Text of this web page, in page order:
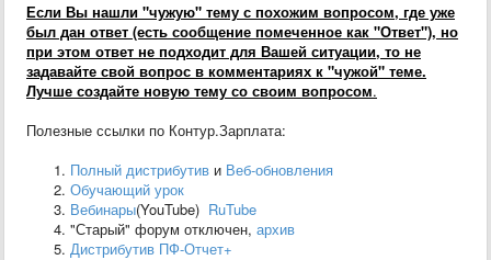
Если Вы нашли "чужую" тему с похожим вопросом, где уже
был дан ответ (есть сообщение помеченное как "Ответ"), но
при этом ответ не подходит для Вашей ситуации, то не
задавайте свой вопрос в комментариях к "чужой" теме.
Лучше создайте новую тему со своим вопросом.
Полезные ссылки по Контур.Зарплата:
Полный дистрибутив и Веб-обновления
Обучающий урок
Вебинары(YouTube) RuTube
"Старый" форум отключен, архив
Дистрибутив ПФ-Отчет+